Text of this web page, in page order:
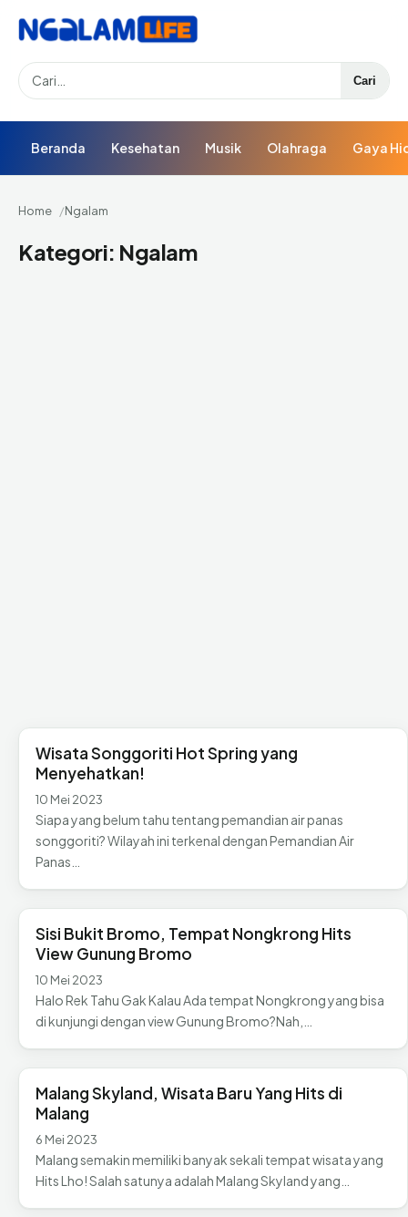
Search Cari
Beranda Kesehatan Musik Olahraga Gaya
Home Ngalam
Kategori: Ngalam
Wisata Songgoriti Hot Spring yang
Menyehatkan!
10 Mei 2023
Siapa yang belum tahu tentang pemandian air panas
songgoriti? Wilayah ini terkenal dengan Pemandian Air
Panas…
Sisi Bukit Bromo, Tempat Nongkrong Hits
View Gunung Bromo
10 Mei 2023
Halo Rek Tahu Gak Kalau Ada tempat Nongkrong yang bisa
di kunjungi dengan view Gunung Bromo?Nah,…
Malang Skyland, Wisata Baru Yang Hits di
Malang
6 Mei 2023
Malang semakin memiliki banyak sekali tempat wisata yang
Hits Lho! Salah satunya adalah Malang Skyland yang…